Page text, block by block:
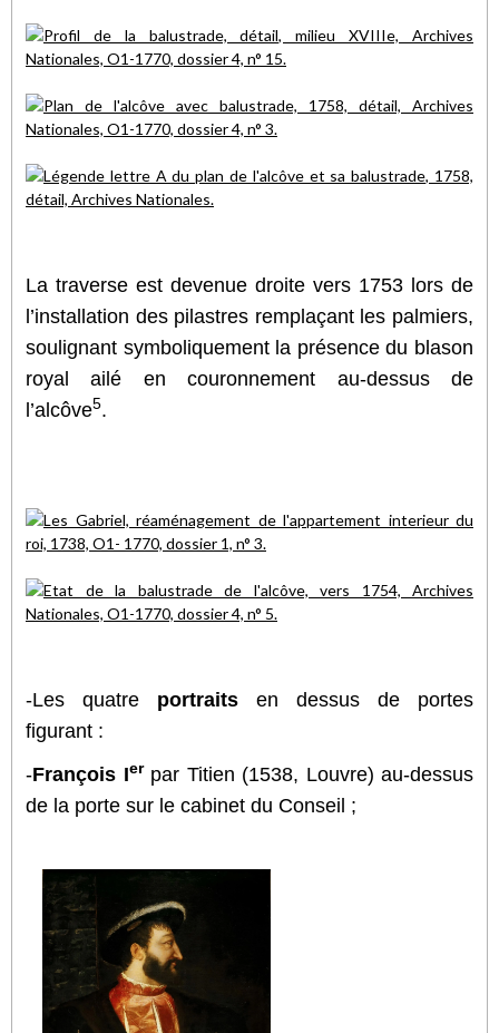
La traverse est devenue droite vers 1753 lors de
l’installation des pilastres remplaçant les palmiers,
soulignant symboliquement la présence du blason
royal ailé en couronnement au-dessus de
l’alcôve5.
-Les quatre portraits en dessus de portes
figurant :
-François Ierpar Titien (1538, Louvre) au-dessus
de la porte sur le cabinet du Conseil ;